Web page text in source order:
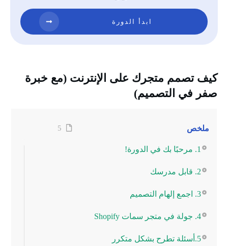
ابدأ الدورة
كيف تصمم متجرك على الإنترنت (مع خبرة
صفر في التصميم)
ملخص 5
1. مرحبًا بك في الدورة!
2. قابل مدرسك
3. اجمع إلهام التصميم
4. جولة في متجر سمات Shopify
5.أسئلة تطرح بشكل متكرر